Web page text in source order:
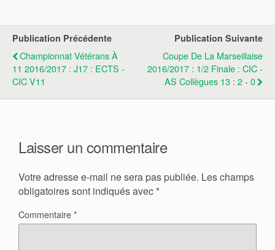
Publication Précédente
Championnat Vétérans À
11 2016/2017 : J17 : ECTS -
CIC V11
Publication Suivante
Coupe De La Marseillaise
2016/2017 : 1/2 Finale : CIC -
AS Collègues 13 : 2 - 0
Laisser un commentaire
Votre adresse e-mail ne sera pas publiée. Les champs
obligatoires sont indiqués avec *
Commentaire*